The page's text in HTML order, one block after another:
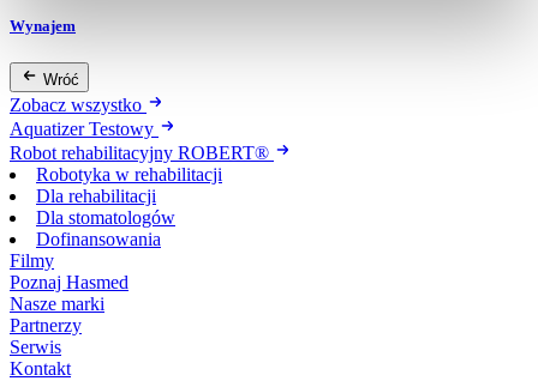
Wynajem
Wróć
Zobacz wszystko
Aquatizer Testowy
Robot rehabilitacyjny ROBERT®
Robotyka w rehabilitacji
Dla rehabilitacji
Dla stomatologów
Dofinansowania
Filmy
Poznaj Hasmed
Nasze marki
Partnerzy
Serwis
Kontakt